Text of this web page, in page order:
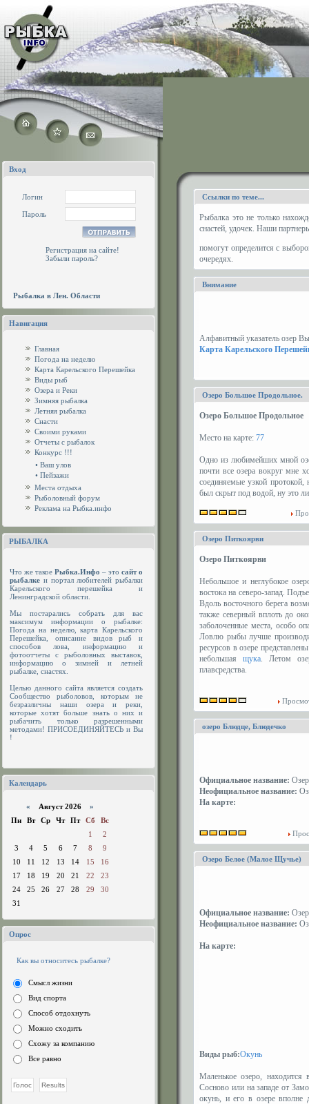
Вход
Логин
Пароль
Регистрация на сайте!
Забыли пароль?
Рыбалка в Лен. Области
Навигация
Главная
Погода на неделю
Карта Карельского Перешейка
Виды рыб
Озера и Реки
Зимняя рыбалка
Летняя рыбалка
Снасти
Своими руками
Отчеты с рыбалок
Конкурс !!!
• Ваш улов
• Пейзажи
Места отдыха
Рыболовный форум
Реклама на Рыбка.инфо
РЫБАЛКА
Что же такое Рыбка.Инфо – это сайт о
рыбалке и портал любителей рыбалки
Карельского перешейка и
Ленинградской области.
Мы постарались собрать для вас
максимум информации о рыбалке:
Погода на неделю, карта Карельского
Перешейка, описание видов рыб и
способов лова, информацию и
фотоотчеты с рыболовных выставок,
информацию о зимней и летней
рыбалке, снастях.
Целью данного сайта является создать
Сообщество рыболовов, которым не
безразличны наши озера и реки,
которые хотят больше знать о них и
рыбачить только разрешенными
методами! ПРИСОЕДИНЯЙТЕСЬ и Вы
!
Календарь
« Август 2026 »
Пн
Вт Ср Чт Пт Сб
Вс
1
2
3
4 5 6 7 8
9
10
11 12 13 14 15
16
17
18 19 20 21 22
23
24
25 26 27 28 29
30
31
Опрос
Как вы относитесь рыбалке?
Смысл жизни
Вид спорта
Способ отдохнуть
Можно сходить
Схожу за компанию
Все равно
Ссылки по теме...
Рыбалка это не только
снастей, удочек. Наши
помогут определится с
очередях.
Внимание
Алфавитный указатель озер
Карта Карельского
Озеро Большое Продольное.
Озеро Большое Продольное
Место на карте: 77
Одно из любимейших мной
почти все озера вокруг мне
соединяемые узкой
был скрыт под водой, ну это
Озеро Питкоярви
Озеро Питкоярви
Небольшое и неглубокое
востока на северо-запад.
Вдоль восточного берега
также северный вплоть до
заболоченные места, особо
Ловлю рыбы лучше
ресурсов в озере
небольшая щука. Летом
плавсредства.
озеро Блюдце, Блюдечко
Официальное название:
Неофициальное название:
На карте:
Озеро Белое (Малое Щучье)
Официальное название:
Неофициальное название:
На карте:
Виды рыб:Окунь
Маленькое озеро,
Сосново или на западе от
окунь, и его в озере вполне